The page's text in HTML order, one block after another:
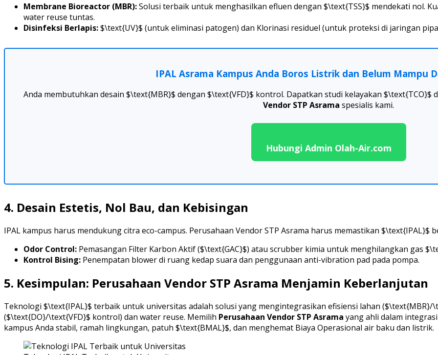
Membrane Bioreactor (MBR):Solusi terbaik untuk menghasilkan efluen dengan $\text{TSS}$ mendekati nol.
water reuse tuntas.
Disinfeksi Berlapis:$\text{UV}$ (untuk eliminasi patogen) dan Klorinasi residuel (untuk proteksi di jaringan
IPAL Asrama Kampus Anda Boros Listrik dan Belum Mampu
Anda membutuhkan desain $\text{MBR}$ dengan $\text{VFD}$ kontrol. Dapatkan studi kelayakan $\text{TCO}$
Vendor STP Asrama spesialis kami.
Hubungi Admin Olah-Air.com
4. Desain Estetis, Nol Bau, dan Kebisingan
IPAL kampus harus mendukung citra eco-campus. Perusahaan Vendor STP Asrama harus memastikan $\text{IPAL}$
Odor Control: Pemasangan Filter Karbon Aktif ($\text{GAC}$) atau scrubber kimia untuk menghilangkan gas
Kontrol Bising: Penempatan blower di ruang kedap suara dan penggunaan anti-vibration pad pada pompa.
5. Kesimpulan: Perusahaan Vendor STP Asrama Menjamin Keberlanjutan
Teknologi $\text{IPAL}$ terbaik untuk universitas adalah solusi yang mengintegrasikan efisiensi lahan ($\text{MBR}/
($\text{DO}/\text{VFD}$ kontrol) dan water reuse. Memilih Perusahaan Vendor STP Asrama yang ahli dalam
kampus Anda stabil, ramah lingkungan, patuh $\text{BMAL}$, dan menghemat Biaya Operasional air baku dan listrik.